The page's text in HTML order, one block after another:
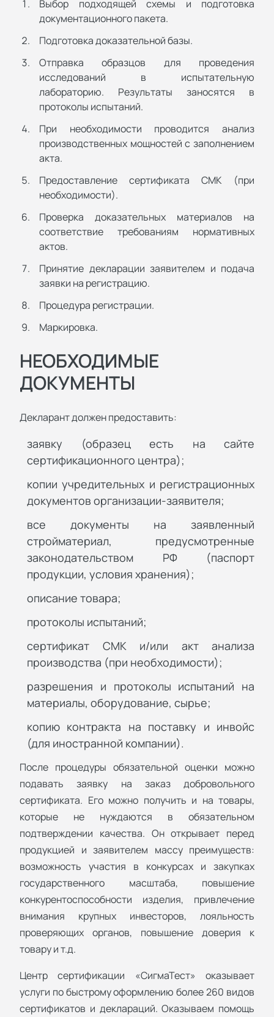
Выбор подходящей схемы и подготовка
документационного пакета.
Подготовка доказательной базы.
Отправка образцов для проведения
исследований в испытательную
лабораторию. Результаты заносятся в
протоколы испытаний.
При необходимости проводится анализ
производственных мощностей с заполнением
акта.
Предоставление сертификата СМК (при
необходимости).
Проверка доказательных материалов на
соответствие требованиям нормативных
актов.
Принятие декларации заявителем и подача
заявки на регистрацию.
Процедура регистрации.
Маркировка.
НЕОБХОДИМЫЕ
ДОКУМЕНТЫ
Декларант должен предоставить:
заявку (образец есть на сайте
сертификационного центра);
копии учредительных и регистрационных
документов организации-заявителя;
все документы на заявленный
стройматериал, предусмотренные
законодательством РФ (паспорт
продукции, условия хранения);
описание товара;
протоколы испытаний;
сертификат СМК и/или акт анализа
производства (при необходимости);
разрешения и протоколы испытаний на
материалы, оборудование, сырье;
копию контракта на поставку и инвойс
(для иностранной компании).
После процедуры обязательной оценки можно
подавать заявку на заказ добровольного
сертификата. Его можно получить и на товары,
которые не нуждаются в обязательном
подтверждении качества. Он открывает перед
продукцией и заявителем массу преимуществ:
возможность участия в конкурсах и закупках
государственного масштаба, повышение
конкурентоспособности изделия, привлечение
внимания крупных инвесторов, лояльность
проверяющих органов, повышение доверия к
товару и т.д.
Центр сертификации «СигмаТест» оказывает
услуги по быстрому оформлению более 260 видов
сертификатов и деклараций. Оказываем помощь